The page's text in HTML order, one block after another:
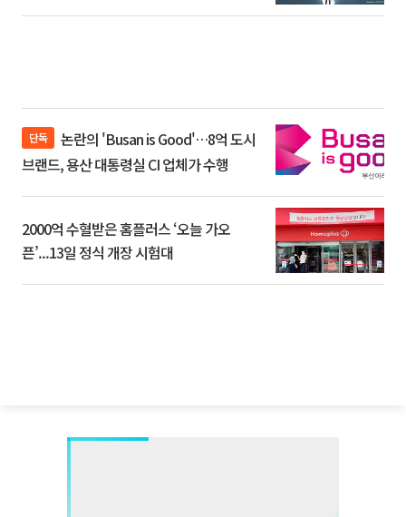
단독
브랜드, 용산 대통령실 CI 업체가 수행
2000억 수혈받은 홈플러스 ‘오늘 가오
픈’...13일 정식 개장 시험대